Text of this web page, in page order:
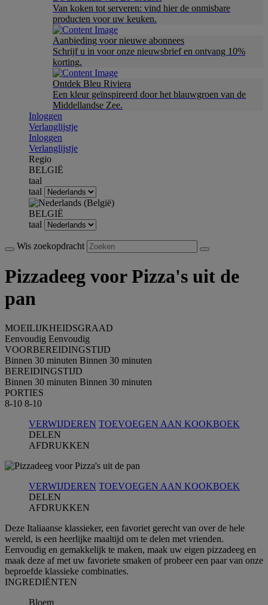
Van koken tot serveren: vind hier de onmisbare
producten voor uw keuken.
Aanbieding voor nieuwe abonnees
Schrijf u in voor onze nieuwsbrief en ontvang 10%
korting.
Ontdek Bleu Riviera
Een kleur geïnspireerd door het blauwgroen van de
Middellandse Zee.
Inloggen
Verlanglijstje
Inloggen
Verlanglijstje
Regio
BELGIË
taal
taal
BELGIË
taal
Wis zoekopdracht
Pizzadeeg voor Pizza's uit de
pan
MOEILIJKHEIDSGRAAD
Eenvoudig Eenvoudig
VOORBEREIDINGSTIJD
Binnen 30 minuten Binnen 30 minuten
BEREIDINGSTIJD
Binnen 30 minuten Binnen 30 minuten
PORTIES
8-10 8-10
VERWIJDEREN TOEVOEGEN AAN KOOKBOEK
DELEN
AFDRUKKEN
VERWIJDEREN TOEVOEGEN AAN KOOKBOEK
DELEN
AFDRUKKEN
Deze Italiaanse klassieker, een favoriet gerecht van over de hele
wereld, is een heerlijke maaltijd om te delen met vrienden.
Eenvoudig en gemakkelijk te maken, maak uw eigen pizzadeeg en
maak deze af met uw favoriete smaken of probeer een paar van onze
beproefde klassieke combinaties.
INGREDIЁNTEN
Bloem